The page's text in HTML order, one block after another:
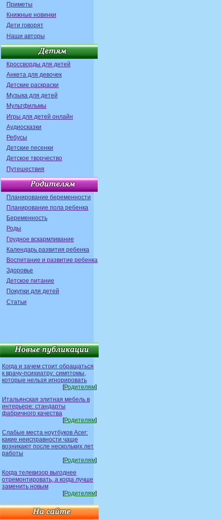
Приметы
Книжные новинки
Дети говорят
Наши авторы
Кроссворды для детей
Анкета для девочек
Детские раскраски
Музыка для детей
Мультфильмы
Игры для детей онлайн
Аудиосказки
Ребусы
Детские песенки
Детское творчество
Путешествия
Планирование беременности
Планирование пола ребенка
Беременность
Роды
Грудное вскармливание
Календарь развития ребенка
Воспитание и развитие ребенка
Здоровье
Детское питание
Покупки для детей
Статьи
Когда и зачем стоит обращаться
к врачу-психиатру: симптомы,
которые нельзя игнорировать
[Родителям]
Итальянская элитная мебель в
интерьере: стандарты
фабричного качества
[Родителям]
Слабые места ноутбуков Acer:
какие неисправности чаще
возникают после нескольких лет
работы
[Родителям]
Когда телевизор выгоднее
отремонтировать, а когда лучше
заменить новым
[Родителям]